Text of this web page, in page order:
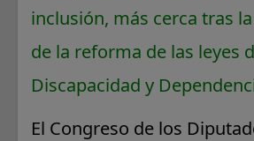
inclusión, más cerca tras
de la reforma de las leyes
Discapacidad y
El Congreso de los